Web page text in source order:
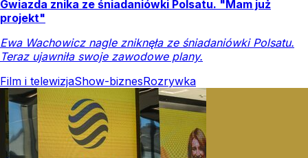
Gwiazda znika ze śniadaniówki Polsatu. "Mam już
projekt"
Ewa Wachowicz nagle zniknęła ze śniadaniówki Polsatu.
Teraz ujawniła swoje zawodowe plany.
Film i telewizjaShow-biznesRozrywka